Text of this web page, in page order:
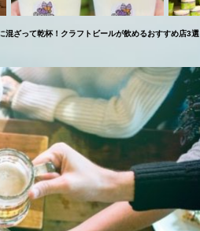
混ざって乾杯！クラフトビールが飲めるおすすめ店3選